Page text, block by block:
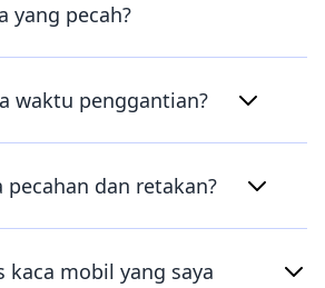
yang pecah?
waktu penggantian?
pecahan dan retakan?
kaca mobil yang saya